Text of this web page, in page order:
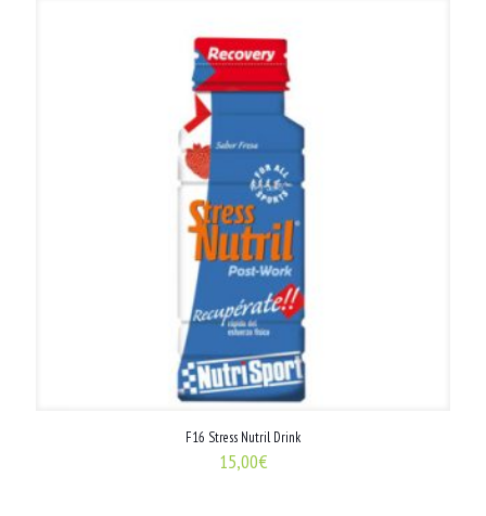
F16 Stress Nutril Drink
15,00€